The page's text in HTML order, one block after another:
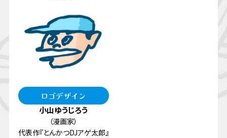
ロゴデザイン
小山ゆうじろう
（漫画家）
代表作『とんかつDJアゲ太郎』